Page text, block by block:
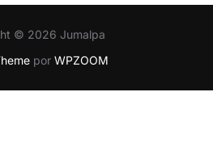
© 2026 Jumalpa
por WPZOOM